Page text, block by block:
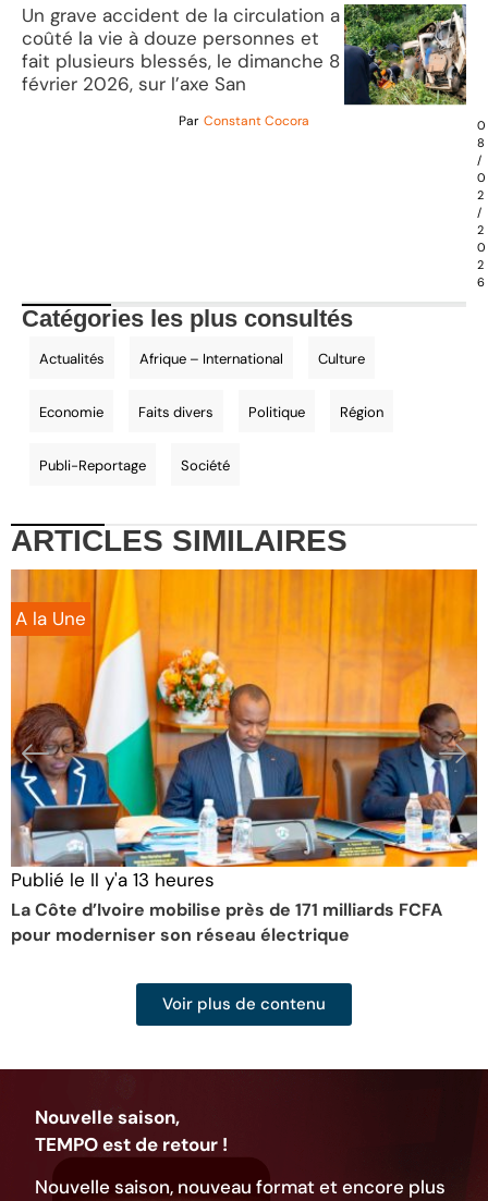
Un grave accident de la circulation a
coûté la vie à douze personnes et
fait plusieurs blessés, le dimanche 8
février 2026, sur l’axe San
Par Constant Cocora
0
8
/
0
2
/
2
0
2
6
Catégories les plus consultés
Actualités Afrique – International Culture
Economie Faits divers Politique Région
Publi-Reportage Société
ARTICLES SIMILAIRES
A la Une
Publié le Il y'a 13 heures
La Côte d’Ivoire mobilise près de 171 milliards FCFA
pour moderniser son réseau électrique
Voir plus de contenu
Nouvelle saison,
TEMPO est de retour !
Nouvelle saison, nouveau format et encore plus